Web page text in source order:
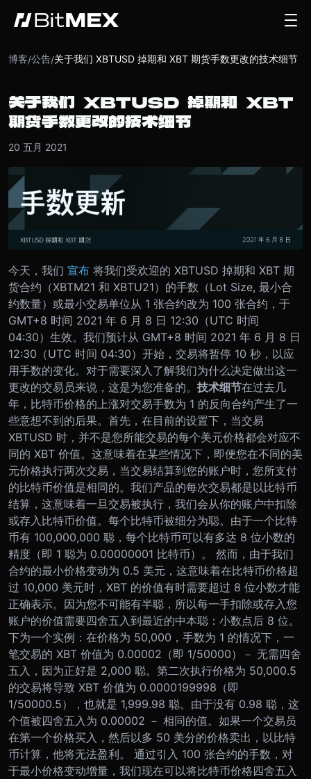
博客/公告/关于我们 XBTUSD 掉期和 XBT 期货手数更改的技术细节
关于我们 XBTUSD 掉期和 XBT
期货手数更改的技术细节
20 五月 2021
今天，我们 宣布 将我们受欢迎的 XBTUSD 掉期和 XBT 期
货合约（XBTM21 和 XBTU21）的手数（Lot Size, 最小合
约数量）或最小交易单位从 1 张合约改为 100 张合约，于
GMT+8 时间 2021 年 6 月 8 日 12:30（UTC 时间
04:30）生效。 我们预计从 GMT+8 时间 2021 年 6 月 8 日
12:30（UTC 时间 04:30）开始，交易将暂停 10 秒，以应
用手数的变化。对于需要深入了解我们为什么决定做出这一
更改的交易员来说，这是为您准备的。 技术细节在过去几
年，比特币价格的上涨对交易手数为 1 的反向合约产生了一
些意想不到的后果。 首先，在目前的设置下，当交易
XBTUSD 时，并不是您所能交易的每个美元价格都会对应不
同的 XBT 价值。这意味着在某些情况下，即便您在不同的美
元价格执行两次交易，当交易结算到您的账户时，您所支付
的比特币价值是相同的。 我们产品的每次交易都是以比特币
结算，这意味着一旦交易被执行，我们会从你的账户中扣除
或存入比特币价值。每个比特币被细分为聪。由于一个比特
币有 100,000,000 聪，每个比特币可以有多达 8 位小数的
精度（即 1 聪为 0.00000001 比特币）。 然而，由于我们
合约的最小价格变动为 0.5 美元，这意味着在比特币价格超
过 10,000 美元时，XBT 的价值有时需要超过 8 位小数才能
正确表示。因为您不可能有半聪，所以每一手扣除或存入您
账户的价值需要四舍五入到最近的中本聪：小数点后 8 位。
下为一个实例：在价格为 50,000，手数为 1 的情况下，一
笔交易的 XBT 价值为 0.00002（即 1/50000）－ 无需四舍
五入，因为正好是 2,000 聪。第二次执行价格为 50,000.5
的交易将导致 XBT 价值为 0.0000199998（即
1/50000.5），也就是 1,999.98 聪。由于没有 0.98 聪，这
个值被四舍五入为 0.00002 － 相同的值。如果一个交易员
在第一个价格买入，然后以多 50 美分的价格卖出，以比特
币计算，他将无法盈利。 通过引入 100 张合约的手数，对
于最小价格变动增量，我们现在可以将比特币价格四舍五入